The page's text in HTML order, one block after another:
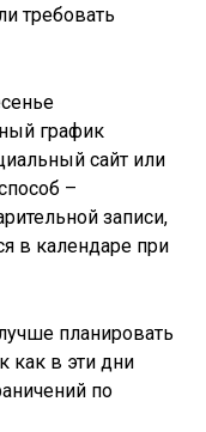
требовать
график
сайт или
–
записи,
в календаре при
планировать
как в эти дни
по